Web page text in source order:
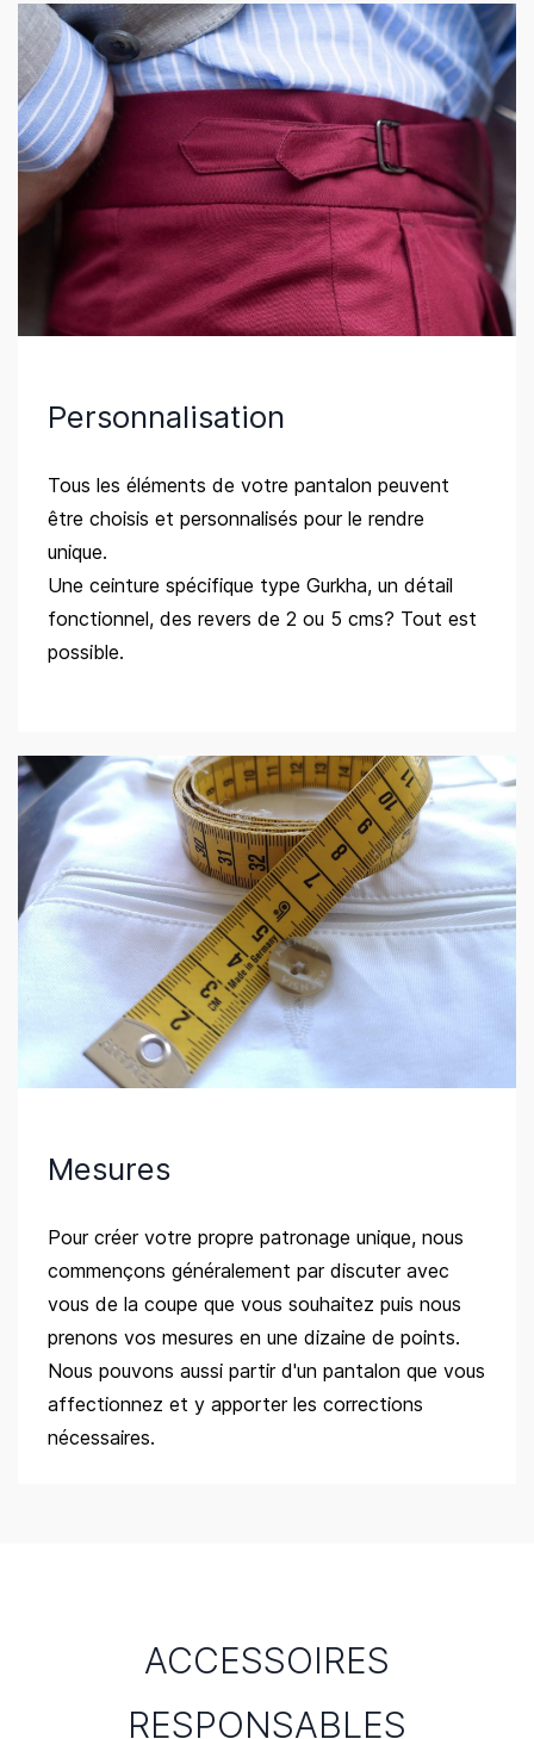
Personnalisation
Tous les éléments de votre pantalon peuvent
être choisis et personnalisés pour le rendre
unique.
Une ceinture spécifique type Gurkha, un détail
fonctionnel, des revers de 2 ou 5 cms? Tout est
possible.
Mesures
Pour créer votre propre patronage unique, nous
commençons généralement par discuter avec
vous de la coupe que vous souhaitez puis nous
prenons vos mesures en une dizaine de points.
Nous pouvons aussi partir d'un pantalon que vous
affectionnez et y apporter les corrections
nécessaires.
ACCESSOIRES
RESPONSABLES